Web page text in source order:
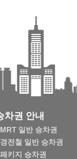
차권 안내
MRT 일반 승차권
경전철 일반 승차권
패키지 승차권